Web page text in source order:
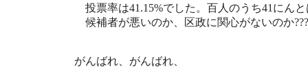
投票率は41.15%でした。百人のうち41にん
候補者が悪いのか、区政に関心がないのか
がんばれ、がんばれ、